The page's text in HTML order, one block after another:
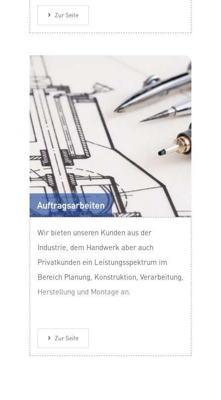
Zur Seite
Auftragsarbeiten
Wir bieten unseren Kunden aus der
Industrie, dem Handwerk aber auch
Privatkunden ein Leistungsspektrum im
Bereich Planung, Konstruktion, Verarbeitung,
Herstellung und Montage an.
Zur Seite